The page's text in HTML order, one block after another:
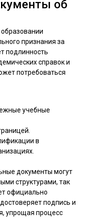
об
признания за
подлинность
справок и
потребоваться
учебные
в
документы могут
структурами, так
официально
подпись и
упрощая процесс